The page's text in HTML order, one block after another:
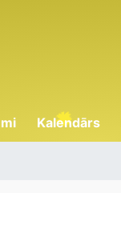
Kalendārs